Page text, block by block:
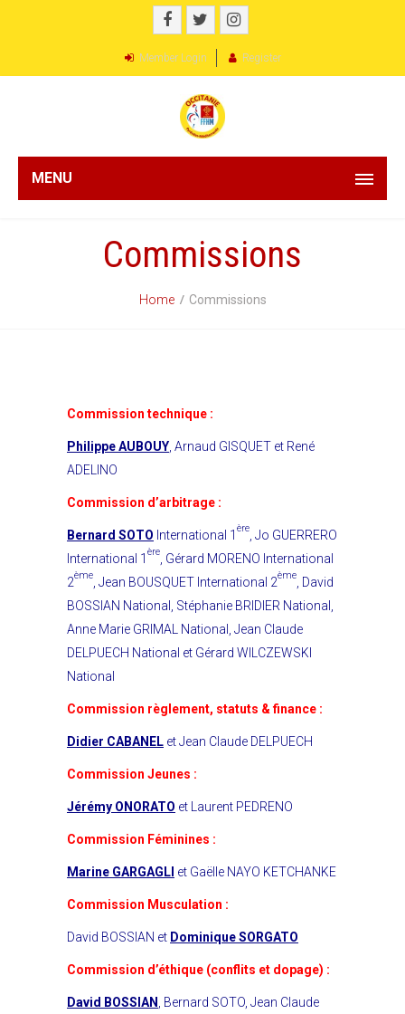
Member Login Register
MENU
Commissions
Home Commissions
Commission technique :
Philippe AUBOUY , Arnaud GISQUET et René
ADELINO
Commission d’arbitrage :
Bernard SOTO International 1 ère , Jo GUERRERO
International 1 ère , Gérard MORENO International
2ème , Jean BOUSQUET International 2ème , David
BOSSIAN National, Stéphanie BRIDIER National,
Anne Marie GRIMAL National, Jean Claude
DELPUECH National et Gérard WILCZEWSKI
National
Commission règlement, statuts & finance :
Didier CABANEL et Jean Claude DELPUECH
Commission Jeunes :
Jérémy ONORATO et Laurent PEDRENO
Commission Féminines :
Marine GARGAGLI et Gaëlle NAYO KETCHANKE
Commission Musculation :
David BOSSIAN et Dominique SORGATO
Commission d’éthique (conflits et dopage) :
David BOSSIAN
, Bernard SOTO, Jean Claude